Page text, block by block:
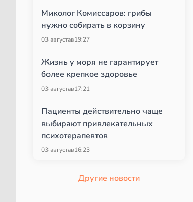
Миколог Комиссаров: грибы
нужно собирать в корзину
03 августав19:27
Жизнь у моря не гарантирует
более крепкое здоровье
03 августав17:21
Пациенты действительно чаще
выбирают привлекательных
психотерапевтов
03 августав16:23
Другие новости